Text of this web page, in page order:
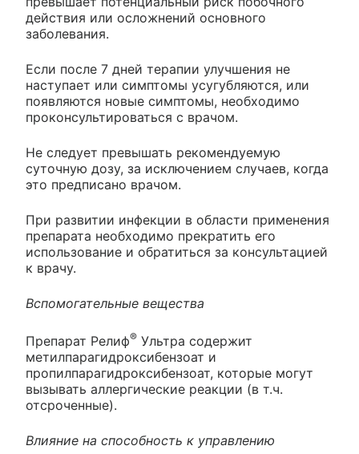
действия или осложнений основного
заболевания.
Если после 7 дней терапии улучшения не
наступает или симптомы усугубляются, или
появляются новые симптомы, необходимо
проконсультироваться с врачом.
Не следует превышать рекомендуемую
суточную дозу, за исключением случаев, когда
это предписано врачом.
При развитии инфекции в области применения
препарата необходимо прекратить его
использование и обратиться за консультацией
к врачу.
Вспомогательные вещества
Препарат Релиф® Ультра содержит
метилпарагидроксибензоат и
пропилпарагидроксибензоат, которые могут
вызывать аллергические реакции (в т.ч.
отсроченные).
Влияние на способность к управлению